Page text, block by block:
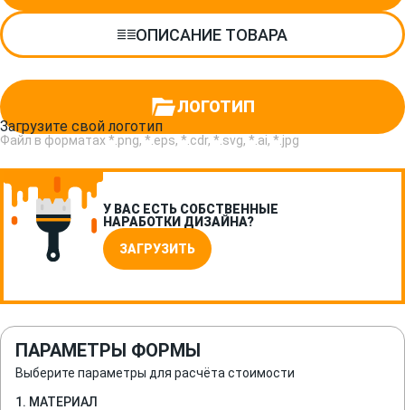
ОПИСАНИЕ ТОВАРА
ЛОГОТИП
Загрузите свой логотип
Файл в форматах *.png, *.eps, *.cdr, *.svg, *.ai, *.jpg
У ВАС ЕСТЬ СОБСТВЕННЫЕ
НАРАБОТКИ ДИЗАЙНА?
ЗАГРУЗИТЬ
ПАРАМЕТРЫ ФОРМЫ
Выберите параметры для расчёта стоимости
1. МАТЕРИАЛ